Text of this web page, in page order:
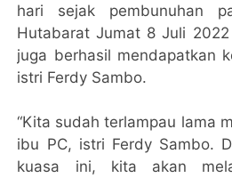
hari sejak pembunuhan
Hutabarat Jumat 8 Juli
juga berhasil mendapatkan
istri Ferdy Sambo.
“Kita sudah terlampau lama
ibu PC, istri Ferdy Sambo.
kuasa ini, kita akan